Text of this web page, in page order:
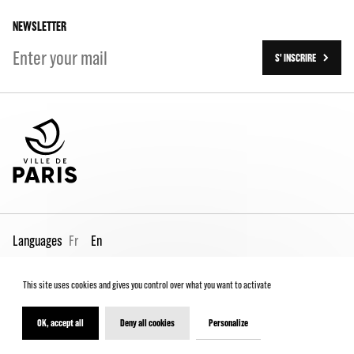
NEWSLETTER
S' INSCRIRE
Languages Fr En
Pro page Contact us Legal
Terms and conditions
Spectator Charter
This site uses cookies and gives you control over what you want to activate
OK, accept all Deny all cookies Personalize